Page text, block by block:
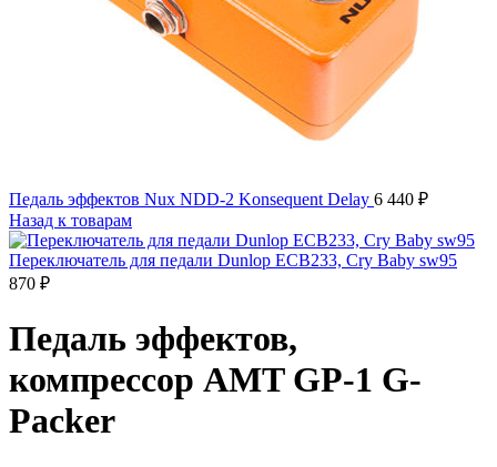
Педаль эффектов Nux NDD-2 Konsequent Delay 6 440 ₽
Назад к товарам
Переключатель для педали Dunlop ECB233, Cry Baby sw95
870 ₽
Педаль эффектов,
компрессор AMT GP-1 G-
Packer